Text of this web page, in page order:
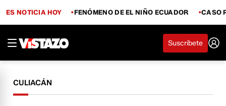
ES NOTICIA HOY FENÓMENO DE EL NIÑO ECUADOR CASO
Suscríbete
CULIACÁN